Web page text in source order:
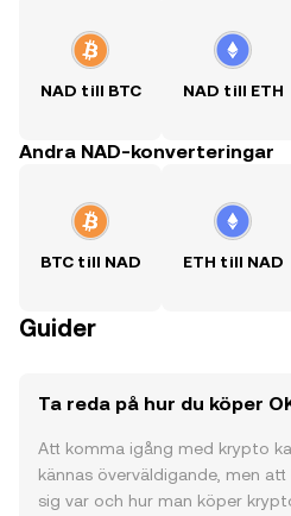
NAD till BTC NAD till ETH
Andra NAD-konverteringar
BTC till NAD ETH till NAD
Guider
Ta reda på hur du köper
Att komma igång med krypto
kännas överväldigande, men att
sig var och hur man köper